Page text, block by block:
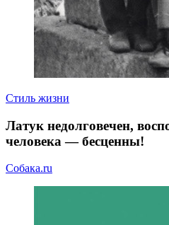
Стиль жизни
Латук недолговечен,
человека — бесценны!
Собака.ru